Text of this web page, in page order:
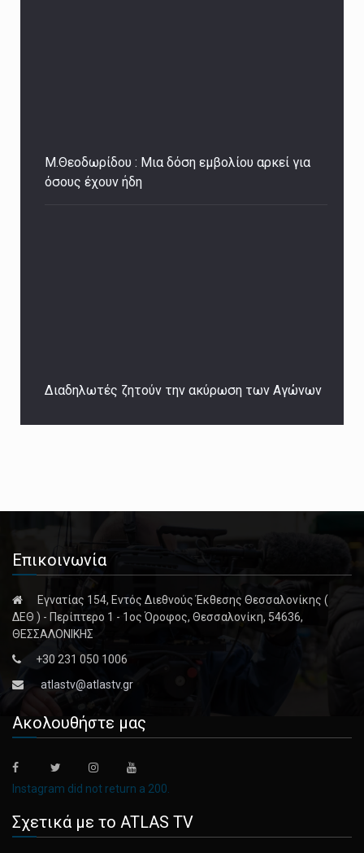
Μ.Θεοδωρίδου : Μια δόση εμβολίου αρκεί για
όσους έχουν ήδη
Διαδηλωτές ζητούν την ακύρωση των Αγώνων
Επικοινωνία
Εγνατίας 154, Εντός Διεθνούς Έκθεσης Θεσσαλονίκης (
ΔΕΘ ) - Περίπτερο 1 - 1ος Όροφος, Θεσσαλονίκη, 54636,
ΘΕΣΣΑΛΟΝΙΚΗΣ
+30 231 050 1006
atlastv@atlastv.gr
Ακολουθήστε μας
Instagram did not return a 200.
Σχετικά με το ATLAS TV